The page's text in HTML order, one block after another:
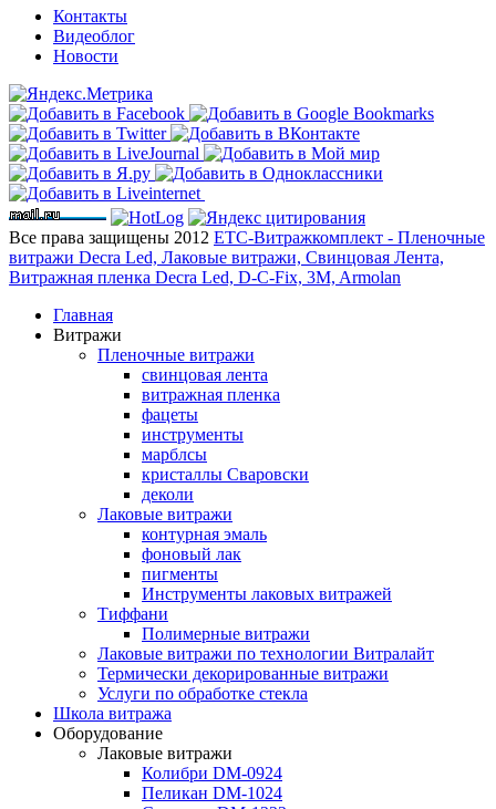
Контакты
Видеоблог
Новости
Все права защищены 2012 ЕТС-Витражкомплект - Пленочные
витражи Decra Led, Лаковые витражи, Свинцовая Лента,
Витражная пленка Decra Led, D-C-Fix, 3M, Armolan
Главная
Витражи
Пленочные витражи
свинцовая лента
витражная пленка
фацеты
инструменты
марблсы
кристаллы Сваровски
деколи
Лаковые витражи
контурная эмаль
фоновый лак
пигменты
Инструменты лаковых витражей
Тиффани
Полимерные витражи
Лаковые витражи по технологии Витралайт
Термически декорированные витражи
Услуги по обработке стекла
Школа витража
Оборудование
Лаковые витражи
Колибри DM-0924
Пеликан DM-1024